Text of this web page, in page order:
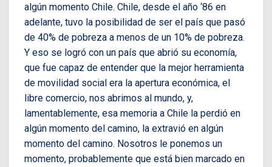
algún momento Chile. Chile, desde el año ‘86 en
adelante, tuvo la posibilidad de ser el país que pasó
de 40% de pobreza a menos de un 10% de pobreza.
Y eso se logró con un país que abrió su economía,
que fue capaz de entender que la mejor herramienta
de movilidad social era la apertura económica, el
libre comercio, nos abrimos al mundo, y,
lamentablemente, esa memoria a Chile la perdió en
algún momento del camino, la extravió en algún
momento del camino. Nosotros le ponemos un
momento, probablemente que está bien marcado en